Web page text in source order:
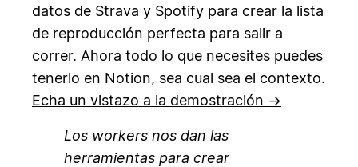
datos de Strava y Spotify para crear la lista
de reproducción perfecta para salir a
correr. Ahora todo lo que necesites puedes
tenerlo en Notion, sea cual sea el contexto.
Echa un vistazo a la demostración →
Los workers nos dan las
herramientas para crear